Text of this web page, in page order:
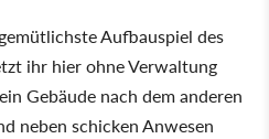
Aufbauspiel des
ihr hier ohne Verwaltung
Gebäude nach dem anderen
neben schicken Anwesen